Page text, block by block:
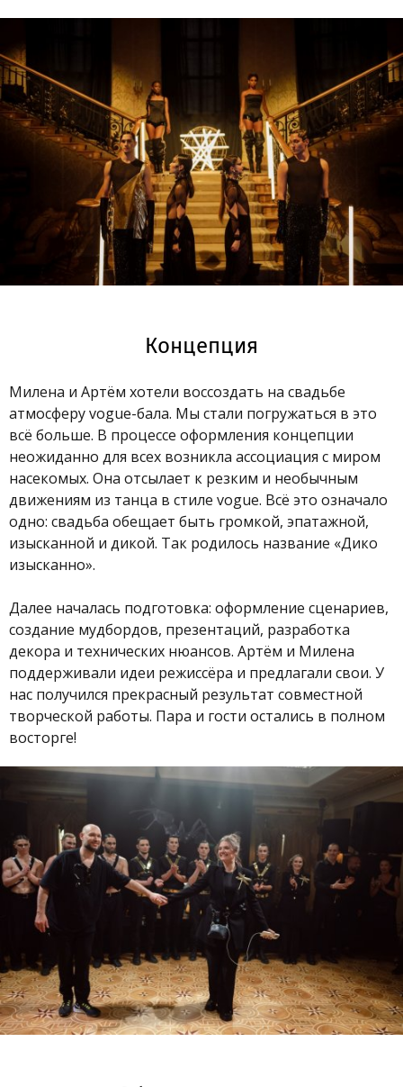
Концепция
Милена и Артём хотели воссоздать на свадьбе
атмосферу vogue-бала. Мы стали погружаться в это
всё больше. В процессе оформления концепции
неожиданно для всех возникла ассоциация с миром
насекомых. Она отсылает к резким и необычным
движениям из танца в стиле vogue. Всё это означало
одно: свадьба обещает быть громкой, эпатажной,
изысканной и дикой. Так родилось название «Дико
изысканно».
Далее началась подготовка: оформление сценариев,
создание мудбордов, презентаций, разработка
декора и технических нюансов. Артём и Милена
поддерживали идеи режиссёра и предлагали свои. У
нас получился прекрасный результат совместной
творческой работы. Пара и гости остались в полном
восторге!